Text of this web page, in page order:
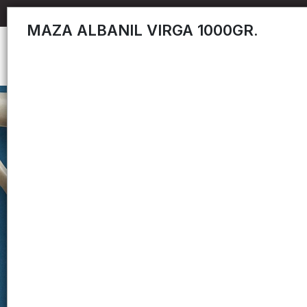
MAZA ALBANIL VIRGA 1000GR.